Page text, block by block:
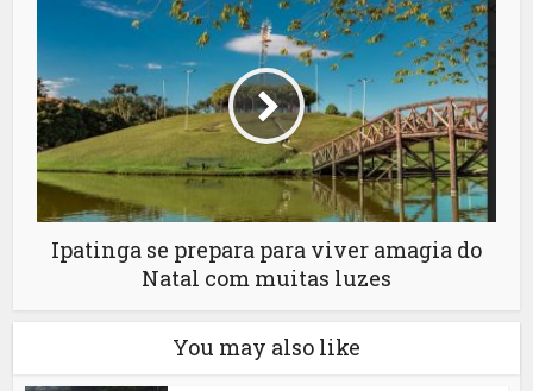
Ipatinga se prepara para viver amagia do
Natal com muitas luzes
You may also like